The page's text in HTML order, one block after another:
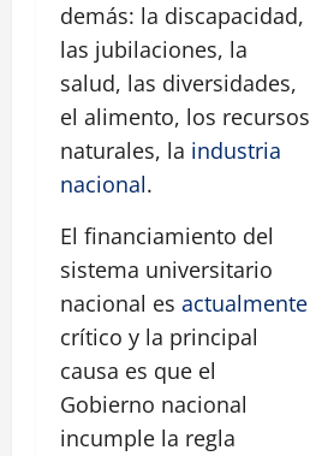
demás: la discapacidad,
las jubilaciones, la
salud, las diversidades,
el alimento, los recursos
naturales, la industria
nacional.
El financiamiento del
sistema universitario
nacional es actualmente
crítico y la principal
causa es que el
Gobierno nacional
incumple la regla